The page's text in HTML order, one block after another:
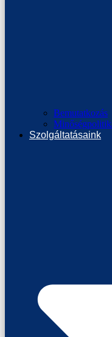
Bemutatkozás
Szolgáltatásaink